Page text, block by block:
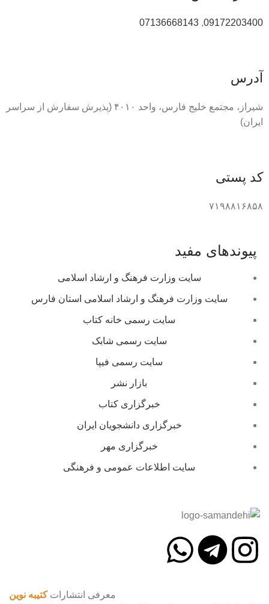
09172203400
,
07136668143
آدرس
شیراز، مجتمع خلیج فارس، واحد ۴۰۱۰ (پذیرش سفارش از سراسر
ایران)
کد پستی
۷۱۹۸۸۱۶۸۵۸
پیوندهای مفید
سایت وزارت فرهنگ و ارشاد اسلامی
سایت وزارت فرهنگ و ارشاد اسلامی استان فارس
سایت رسمی خانه کتاب
سایت رسمی شابک
سایت رسمی فیپا
بازار نشر
خبرگزاری کتاب
خبرگزاری دانشجویان ایران
خبرگزاری مهر
سایت اطلاعات عمومی و فرهنگی
معرفی انتشاراتکتیبه نوین